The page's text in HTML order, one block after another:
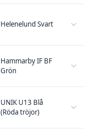
Helenelund Svart
Hammarby IF BF
Grön
UNIK U13 Blå
(Röda tröjor)